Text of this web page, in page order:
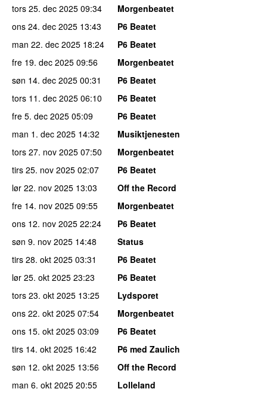
tors 25. dec 2025 09:34
Morgenbeatet
ons 24. dec 2025 13:43
P6 Beatet
man 22. dec 2025 18:24
P6 Beatet
fre 19. dec 2025 09:56
Morgenbeatet
søn 14. dec 2025 00:31
P6 Beatet
tors 11. dec 2025 06:10
P6 Beatet
fre 5. dec 2025 05:09
P6 Beatet
man 1. dec 2025 14:32
Musiktjenesten
tors 27. nov 2025 07:50
Morgenbeatet
tirs 25. nov 2025 02:07
P6 Beatet
lør 22. nov 2025 13:03
Off the Record
fre 14. nov 2025 09:55
Morgenbeatet
ons 12. nov 2025 22:24
P6 Beatet
søn 9. nov 2025 14:48
Status
tirs 28. okt 2025 03:31
P6 Beatet
lør 25. okt 2025 23:23
P6 Beatet
tors 23. okt 2025 13:25
Lydsporet
ons 22. okt 2025 07:54
Morgenbeatet
ons 15. okt 2025 03:09
P6 Beatet
tirs 14. okt 2025 16:42
P6 med Zaulich
søn 12. okt 2025 13:56
Off the Record
man 6. okt 2025 20:55
Lolleland